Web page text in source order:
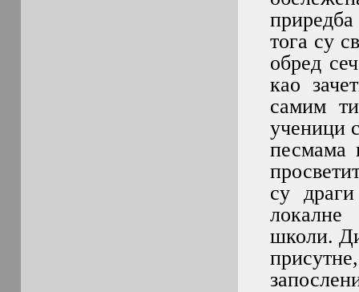
тога су
обред
као
самим
ученици
песмама
су
школи.